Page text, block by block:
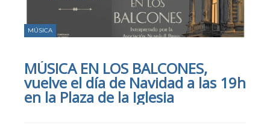
MÚSICA
MÚSICA EN LOS BALCONES,
vuelve el día de Navidad a las 19h
en la Plaza de la Iglesia